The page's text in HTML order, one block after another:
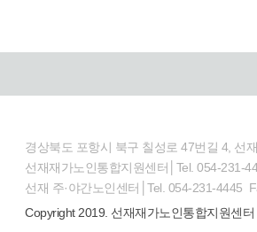
경상북도 포항시 북구 칠성로 47번길 4, 선
선재재가노인통합지원센터│Tel. 054-231-
선재 주·야간노인센터│Tel. 054-231-4445
Copyright 2019. 선재재가노인통합지원센터